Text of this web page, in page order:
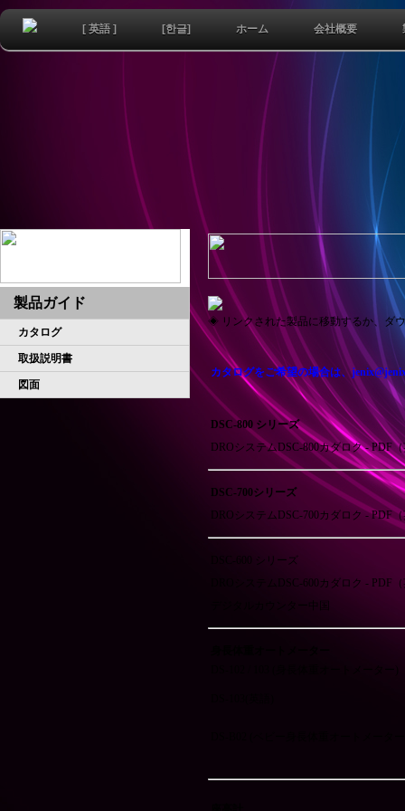
[ 英語 ] [한글] ホーム 会社概要
製品ガイド
カタログ
取扱説明書
図面
◈ リンクされた製品に移動するか、ダ
カタログをご希望の場合は、
DSC-800 シリーズ
DROシステムDSC-800カダロク - PDF
DSC-700シリーズ
DROシステムDSC-700カダロク - PDF
DSC-600 シリーズ
DROシステムDSC-600カダロク - PDF
デジタルカウンター中国